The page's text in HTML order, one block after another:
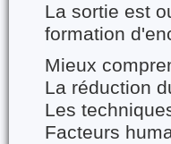
La sortie est
formation
Mieux
La réduction
Les
Facteurs